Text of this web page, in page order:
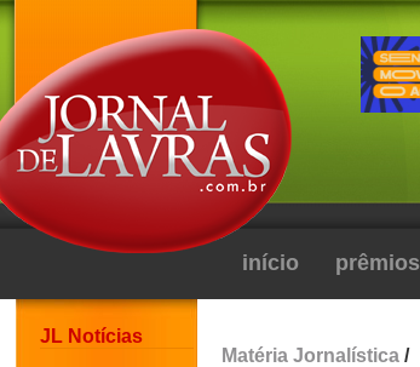
início prêmios
JL Notícias
Matéria Jornalística /